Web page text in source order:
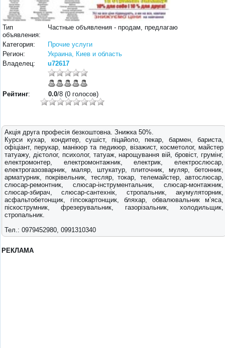
Тип
объявления:
Частные объявления - продам, предлагаю
Категория:
Прочие услуги
Регион:
Украина, Киев и область
Владелец:
u72617
Рейтинг: 0.0/8 (0 голосов)
Акція друга професія безкоштовна. Знижка 50%.
Курси кухар, кондитер, сушіст, піцайоло, пекар, бармен, бариста,
офіціант, перукар, манікюр та педикюр, візажист, косметолог, майстер
татуажу, дієтолог, психолог, татуаж, нарощування вій, бровіст, грумінг,
електромонтер, електромонтажник, електрик, електрослюсар,
електрогазозварник, маляр, штукатур, плиточник, муляр, бетонник,
арматурник, покрівельник, тесляр, токар, телемайстер, автослюсар,
слюсар-ремонтник, слюсар-інструментальник, слюсар-монтажник,
слюсар-збирач, слюсар-сантехнік, стропальник, акумуляторник,
асфальтобетонщик, гіпсокартонщик, бляхар, обвалювальник м’яса,
піскострумник, фрезерувальник, газорізальник, холодильщик,
стропальник.
Тел.: 0979452980, 0991310340
РЕКЛАМА